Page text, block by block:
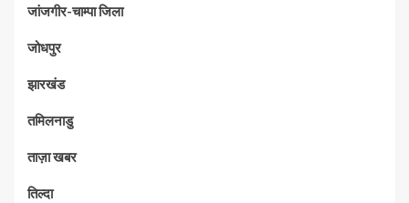
जांजगीर-चाम्पा जिला
जोधपुर
झारखंड
तमिलनाडु
ताज़ा खबर
तिल्दा